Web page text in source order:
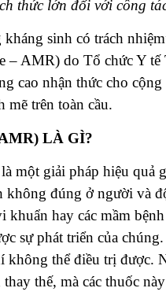
thức lớn đối với công
sinh có trách
– AMR) do Tổ chức Y
cao nhận thức cho
mẽ trên toàn cầu.
LÀ GÌ?
một giải pháp hiệu
không đúng ở người và
khuẩn hay các mầm
sự phát triển của
không thể điều trị được.
thế, mà các thuốc